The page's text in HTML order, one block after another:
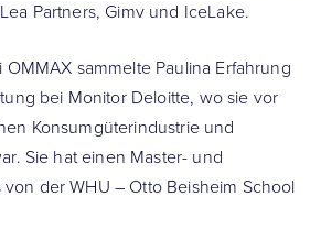
Partners, Gimv und IceLake.
sammelte Paulina Erfahrung
bei Monitor Deloitte, wo sie vor
Konsumgüterindustrie und
Sie hat einen Master- und
der WHU – Otto Beisheim School